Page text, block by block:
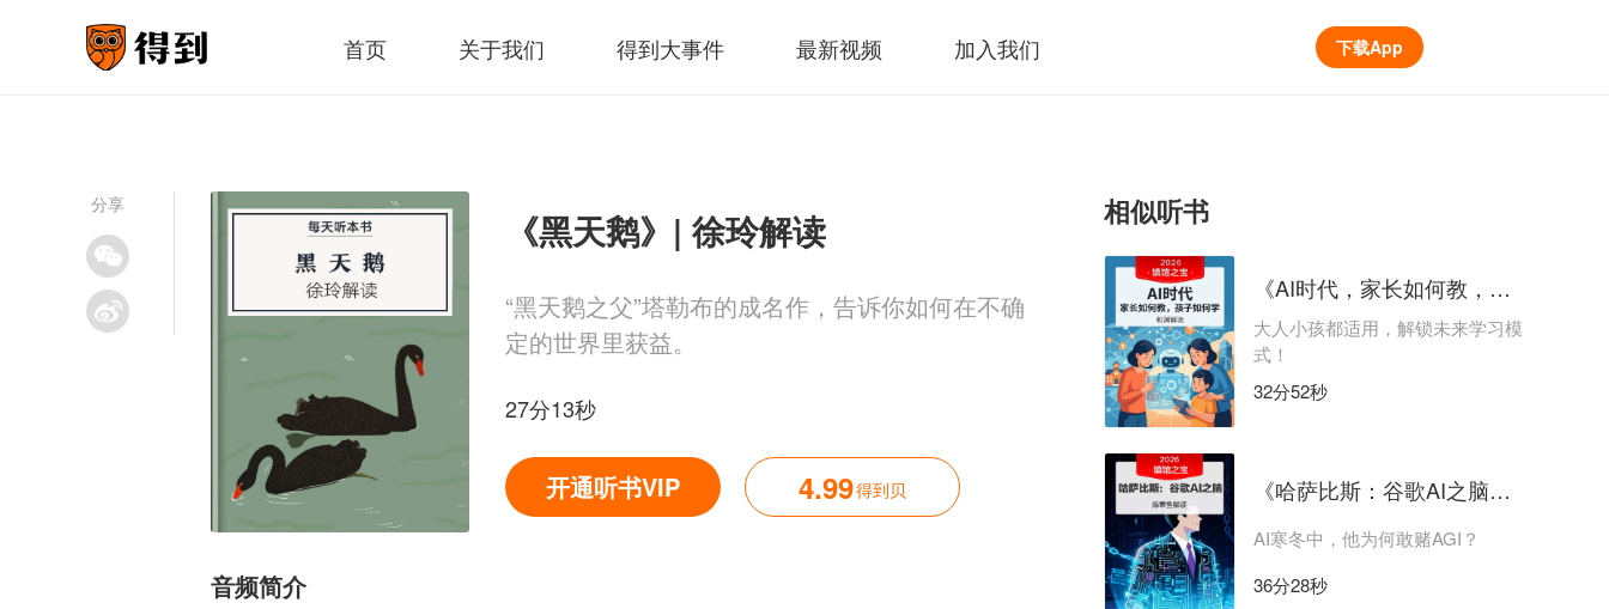
首页 关于我们 得到大事件 最新视频 加入我们 下载App
分享
《黑天鹅》| 徐玲解读
“黑天鹅之父”塔勒布的成名作，告诉你如何在不确
定的世界里获益。
27分13秒
开通听书VIP 4.99得到贝
音频简介
相似听书
《AI时代，家长如何教，孩子如何学》| 和渊解读
大人小孩都适用，解锁未来学习模
式！
32分52秒
《哈萨比斯：谷歌AI之脑》| 陈章鱼解读
AI寒冬中，他为何敢赌AGI？
36分28秒